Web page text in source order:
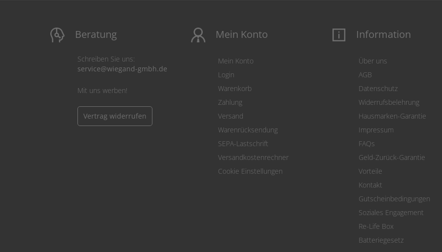
Beratung
Schreiben Sie uns:
service@wiegand-gmbh.de
Mit uns werben!
Vertrag widerrufen
Mein Konto
Mein Konto
Login
Warenkorb
Zahlung
Versand
Warenrücksendung
SEPA-Lastschrift
Versandkostenrechner
Cookie Einstellungen
Information
Über uns
AGB
Datenschutz
Widerrufsbelehrung
Hausmarken-Garantie
Impressum
FAQs
Geld-Zurück-Garantie
Vorteile
Kontakt
Gutscheinbedingungen
Soziales Engagement
Re-Life Box
Batteriegesetz